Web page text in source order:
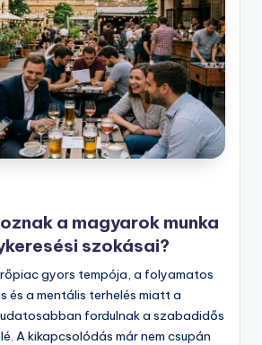
a magyarok munka
szokásai?
gyors tempója, a folyamatos
és a mentális terhelés miatt a
fordulnak a szabadidős
A kikapcsolódás már nem csupán